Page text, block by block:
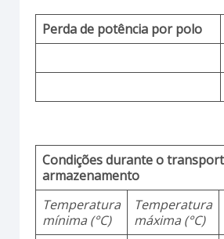
Perda de potência por polo
Condições durante o
armazenamento
Temperatura
mínima (°C)
Temperatura
máxima (°C)